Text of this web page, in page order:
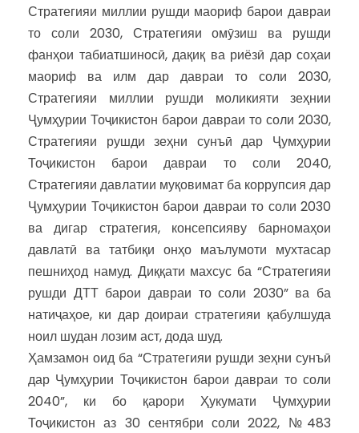
Стратегияи миллии рушди маориф барои давраи
то соли 2030, Стратегияи омӯзиш ва рушди
фанҳои табиатшиносӣ, дақиқ ва риёзӣ дар соҳаи
маориф ва илм дар давраи то соли 2030,
Стратегияи миллии рушди моликияти зеҳнии
Ҷумҳурии Тоҷикистон барои давраи то соли 2030,
Стратегияи рушди зеҳни сунъӣ дар Ҷумҳурии
Тоҷикистон барои давраи то соли 2040,
Стратегияи давлатии муқовимат ба коррупсия дар
Ҷумҳурии Тоҷикистон барои давраи то соли 2030
ва дигар стратегия, консепсияву барномаҳои
давлатӣ ва татбиқи онҳо маълумоти мухтасар
пешниҳод намуд. Диққати махсус ба “Стратегияи
рушди ДТТ барои давраи то соли 2030” ва ба
натиҷаҳое, ки дар доираи стратегияи қабулшуда
ноил шудан лозим аст, дода шуд.
Ҳамзамон оид ба “Стратегияи рушди зеҳни сунъӣ
дар Ҷумҳурии Тоҷикистон барои давраи то соли
2040”, ки бо қарори Ҳукумати Ҷумҳурии
Тоҷикистон аз 30 сентябри соли 2022, №483